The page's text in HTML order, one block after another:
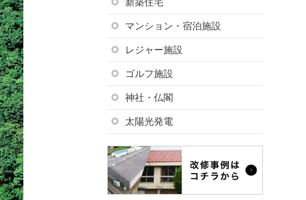
新築住宅
マンション・宿泊施設
レジャー施設
ゴルフ施設
神社・仏閣
太陽光発電